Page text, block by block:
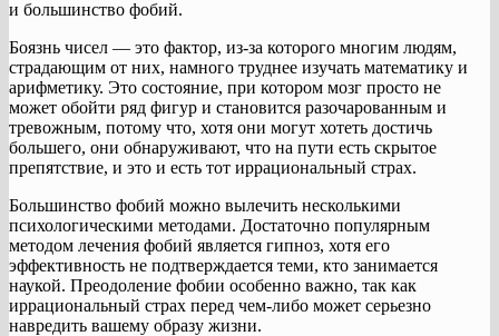
и большинство фобий.
Боязнь чисел — это фактор, из-за которого многим людям,
страдающим от них, намного труднее изучать математику и
арифметику. Это состояние, при котором мозг просто не
может обойти ряд фигур и становится разочарованным и
тревожным, потому что, хотя они могут хотеть достичь
большего, они обнаруживают, что на пути есть скрытое
препятствие, и это и есть тот иррациональный страх.
Большинство фобий можно вылечить несколькими
психологическими методами. Достаточно популярным
методом лечения фобий является гипноз, хотя его
эффективность не подтверждается теми, кто занимается
наукой. Преодоление фобии особенно важно, так как
иррациональный страх перед чем-либо может серьезно
навредить вашему образу жизни.